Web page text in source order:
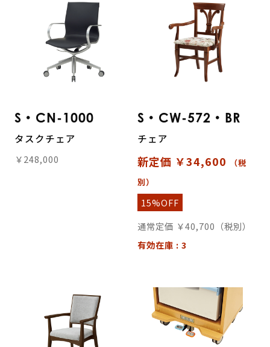
S・CN-1000
タスクチェア
￥248,000
S・CW-572・BR
チェア
新定価 ￥34,600
（税
別）
15%OFF
通常定価 ￥40,700（税別）
有効在庫 : 3